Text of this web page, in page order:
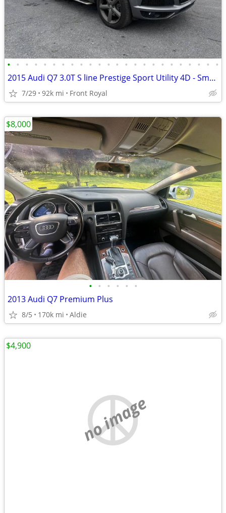
• • • • • • • • • • • • • • • • • • • • • • • •
2015 Audi Q7 3.0T S line Prestige Sport Utility 4D - Smooth, Athletic,
7/29 92k mi Front Royal
• • • • • •
2013 Audi Q7 Premium Plus
8/5 170k mi Aldie
$8,000
no image
$4,900